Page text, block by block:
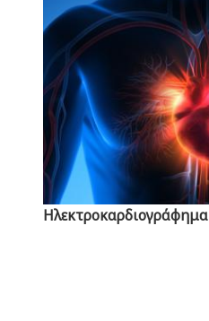
Ηλεκτροκαρδιογράφημα